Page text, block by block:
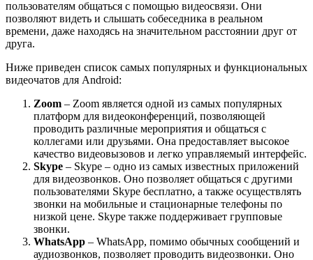
пользователям общаться с помощью видеосвязи. Они
позволяют видеть и слышать собеседника в реальном
времени, даже находясь на значительном расстоянии друг от
друга.
Ниже приведен список самых популярных и функциональных
видеочатов для Android:
Zoom – Zoom является одной из самых популярных
платформ для видеоконференций, позволяющей
проводить различные мероприятия и общаться с
коллегами или друзьями. Она предоставляет высокое
качество видеовызовов и легко управляемый интерфейс.
Skype – Skype – одно из самых известных приложений
для видеозвонков. Оно позволяет общаться с другими
пользователями Skype бесплатно, а также осуществлять
звонки на мобильные и стационарные телефоны по
низкой цене. Skype также поддерживает групповые
звонки.
WhatsApp – WhatsApp, помимо обычных сообщений и
аудиозвонков, позволяет проводить видеозвонки. Оно